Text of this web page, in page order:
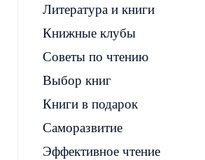
Литература и книги
Книжные клубы
Советы по чтению
Выбор книг
Книги в подарок
Саморазвитие
Эффективное чтение